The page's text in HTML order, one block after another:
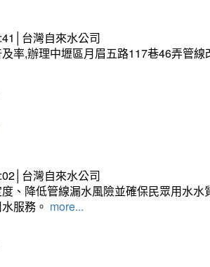
台灣自來水公司
率,辦理中壢區月眉五路117巷46弄管
台灣自來水公司
、降低管線漏水風險並確保民眾用水
服務。 more...